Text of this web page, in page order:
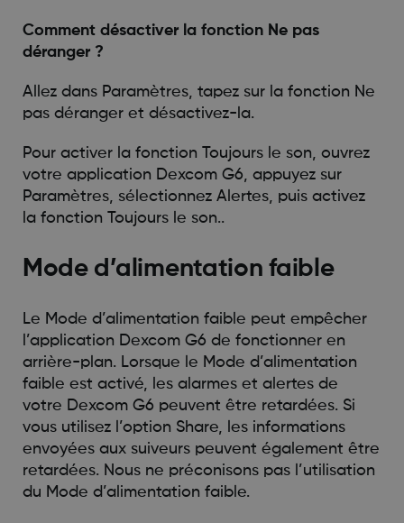
Comment désactiver la fonction Ne pas
déranger ?
Allez dans Paramètres, tapez sur la fonction Ne
pas déranger et désactivez-la.
Pour activer la fonction Toujours le son, ouvrez
votre application Dexcom G6, appuyez sur
Paramètres, sélectionnez Alertes, puis activez
la fonction Toujours le son..
Mode d’alimentation faible
Le Mode d’alimentation faible peut empêcher
l’application Dexcom G6 de fonctionner en
arrière-plan. Lorsque le Mode d’alimentation
faible est activé, les alarmes et alertes de
votre Dexcom G6 peuvent être retardées. Si
vous utilisez l’option Share, les informations
envoyées aux suiveurs peuvent également être
retardées. Nous ne préconisons pas l’utilisation
du Mode d’alimentation faible.